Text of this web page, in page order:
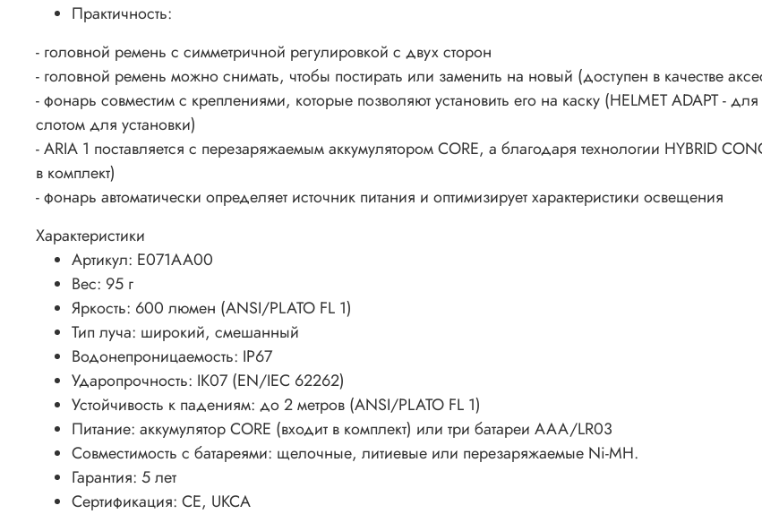
Практичность:
- головной ремень с симметричной регулировкой с двух сторон
- головной ремень можно снимать, чтобы постирать или заменить на новый (доступен в качестве
- фонарь совместим с креплениями, которые позволяют установить его на каску (HELMET ADAPT -
слотом для установки)
- ARIA 1 поставляется с перезаряжаемым аккумулятором CORE, а благодаря технологии HYBRID
в комплект)
- фонарь автоматически определяет источник питания и оптимизирует характеристики освещения
Характеристики
Артикул: E071AA00
Вес: 95 г
Яркость: 600 люмен (ANSI/PLATO FL 1)
Тип луча: широкий, смешанный
Водонепроницаемость: IP67
Ударопрочность: IK07 (EN/IEC 62262)
Устойчивость к падениям: до 2 метров (ANSI/PLATO FL 1)
Питание: аккумулятор CORE (входит в комплект) или три батареи AAA/LR03
Совместимость с батареями: щелочные, литиевые или перезаряжаемые Ni-MH.
Гарантия: 5 лет
Сертификация: CE, UKCA